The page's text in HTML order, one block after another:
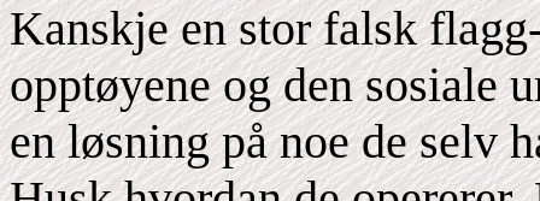
Kanskje en stor falsk
opptøyene og den sosiale
en løsning på noe de selv